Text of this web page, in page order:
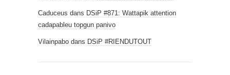
Caduceus dans DSiP #871: Wattapik attention
cadapableu topgun panivo
Vilainpabo dans DSiP #RIENDUTOUT